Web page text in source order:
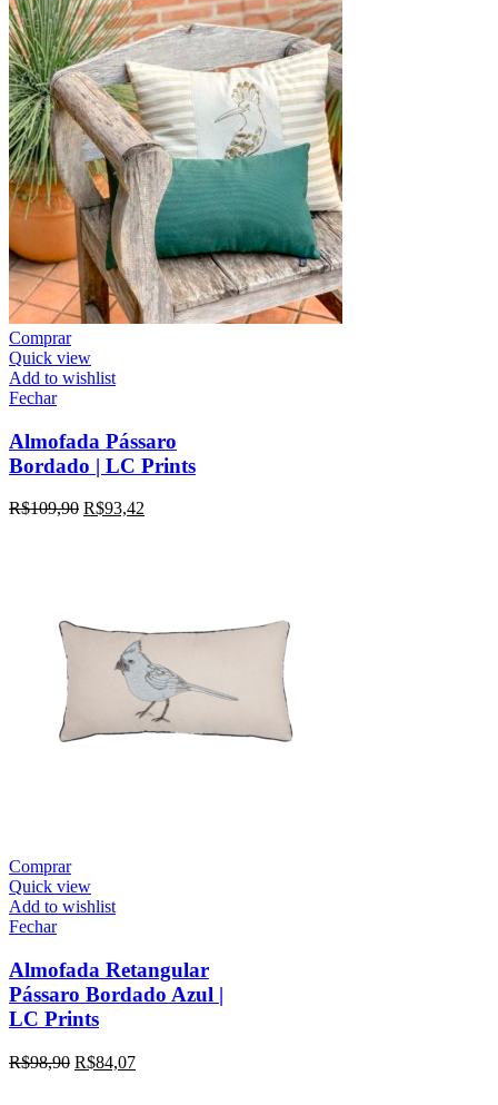
Comprar
Quick view
Add to wishlist
Fechar
Almofada Pássaro
Bordado | LC Prints
R$109,90 R$93,42
Comprar
Quick view
Add to wishlist
Fechar
Almofada Retangular
Pássaro Bordado Azul |
LC Prints
R$98,90 R$84,07